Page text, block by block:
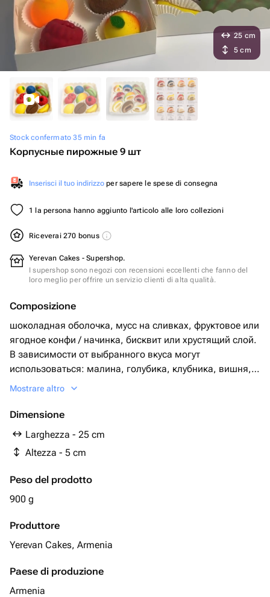
Stock confermato 35 min fa
Корпусные пирожные 9 шт
Inserisci il tuo indirizzo per sapere le spese di consegna
1 la persona hanno aggiunto l'articolo alle loro collezioni
Riceverai 270 bonus
Yerevan Cakes - Supershop.
I supershop sono negozi con recensioni eccellenti che fanno del
loro meglio per offrire un servizio clienti di alta qualità.
Composizione
шоколадная оболочка, мусс на сливках, фруктовое или
ягодное конфи / начинка, бисквит или хрустящий слой.
В зависимости от выбранного вкуса могут
использоваться: малина, голубика, клубника, вишня,
манго, маракуйя, персик, банан, лимон, мандарин,
Mostrare altro
Dimensione
Larghezza - 25 cm
Altezza - 5 cm
Peso del prodotto
900 g
Produttore
Yerevan Cakes, Armenia
Paese di produzione
Armenia
25 cm
5 cm